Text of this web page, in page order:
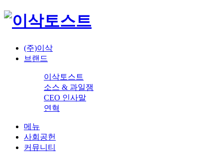
(주)이삭
브랜드
이삭토스트
소스 & 과일잼
CEO 인사말
연혁
메뉴
사회공헌
커뮤니티